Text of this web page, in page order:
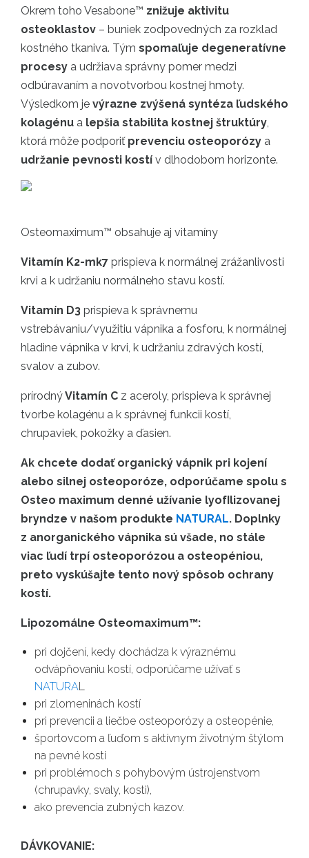
Okrem toho Vesabone™ znižuje aktivitu
osteoklastov – buniek zodpovedných za rozklad
kostného tkaniva. Tým spomaľuje degeneratívne
procesy a udržiava správny pomer medzi
odbúravaním a novotvorbou kostnej hmoty.
Výsledkom je výrazne zvýšená syntéza ľudského
kolagénu a lepšia stabilita kostnej štruktúry,
ktorá môže podporiť prevenciu osteoporózy a
udržanie pevnosti kostí v dlhodobom horizonte.
Osteomaximum™ obsahuje aj vitamíny
Vitamín K2-mk7 prispieva k normálnej zrážanlivosti
krvi a k udržaniu normálneho stavu kostí.
Vitamín D3 prispieva k správnemu
vstrebávaniu/využitiu vápnika a fosforu, k normálnej
hladine vápnika v krvi, k udržaniu zdravých kostí,
svalov a zubov.
prírodnýVitamín C z aceroly, prispieva k správnej
tvorbe kolagénu a k správnej funkcii kostí,
chrupaviek, pokožky a ďasien.
Ak chcete dodať organický vápnik pri kojení
alebo silnej osteoporóze, odporúčame spolu s
Osteo maximum denné užívanie lyofIlizovanej
bryndze v našom produkte NATURAL. Doplnky
z anorganického vápnika sú všade, no stále
viac ľudí trpí osteoporózou a osteopéniou,
preto vyskúšajte tento nový spôsob ochrany
kostí.
Lipozomálne Osteomaximum™:
pri dojčení, kedy dochádza k výraznému
odvápňovaniu kostí, odporúčame užívať s
NATURAL
pri zlomeninách kostí
pri prevencii a liečbe osteoporózy a osteopénie,
športovcom a ľuďom s aktívnym životným štýlom
na pevné kosti
pri problémoch s pohybovým ústrojenstvom
(chrupavky, svaly, kosti),
ako prevencia zubných kazov.
DÁVKOVANIE: